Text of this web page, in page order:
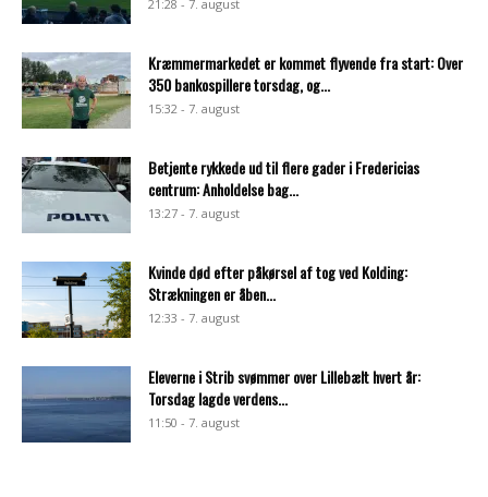
21:28 - 7. august
Kræmmermarkedet er kommet flyvende fra start: Over
350 bankospillere torsdag, og...
15:32 - 7. august
Betjente rykkede ud til flere gader i Fredericias
centrum: Anholdelse bag...
13:27 - 7. august
Kvinde død efter påkørsel af tog ved Kolding:
Strækningen er åben...
12:33 - 7. august
Eleverne i Strib svømmer over Lillebælt hvert år:
Torsdag lagde verdens...
11:50 - 7. august